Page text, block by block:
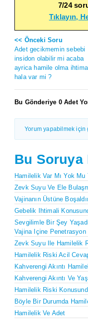
7/24
Tıklayın,
<< Önceki Soru
Adet gecikmemin sebebi
insidon olabilir mi acaba
ayrica hamile olma
hala var mi ?
Bu Gönderiye 0 Adet
Yorum yapabilmek için
Bu Soruya
Hamilelik Var Mı Yok Mu
Zevk Suyu Ve Ele
Vajinanın Üstüne
Gebelik Ihtimali
Sevgilimle Bir Şey
Vajina Içine Penetrasyon
Zevk Suyu Ile Hamilelik
Hamilelik Riski Acil
Kahverengi Akıntı
Kahverengi Akıntı Ve
Hamilelik Riski
Böyle Bir Durumda
Hamilelik Ve Adet